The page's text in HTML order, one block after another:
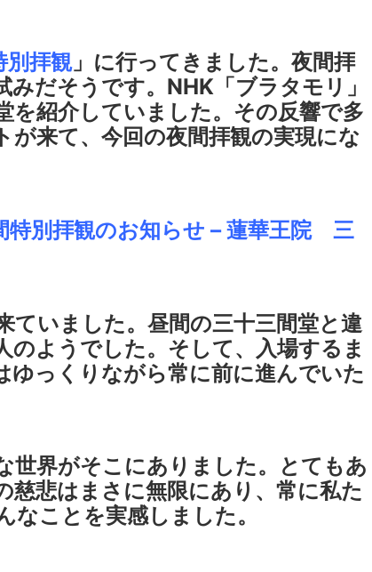
別拝観」に行ってきました。夜間拝
だそうです。NHK「ブラタモリ」
を紹介していました。その反響で多
が来て、今回の夜間拝観の実現にな
別拝観のお知らせ – 蓮華王院 三
ていました。昼間の三十三間堂と違
のようでした。そして、入場するま
ゆっくりながら常に前に進んでいた
世界がそこにありました。とてもあ
慈悲はまさに無限にあり、常に私た
ことを実感しました。